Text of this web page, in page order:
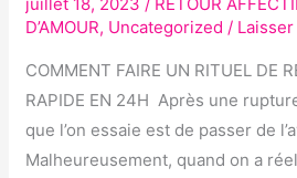
juillet 18, 2023/ RETOUR
D’AMOUR, Uncategorized /
COMMENT FAIRE UN RITUEL DE
RAPIDE EN 24H Après une
que l’on essaie est de passer de
Malheureusement, quand on a
DE
RETOUR
D’AFFECTION
RAPIDE
EN
24H